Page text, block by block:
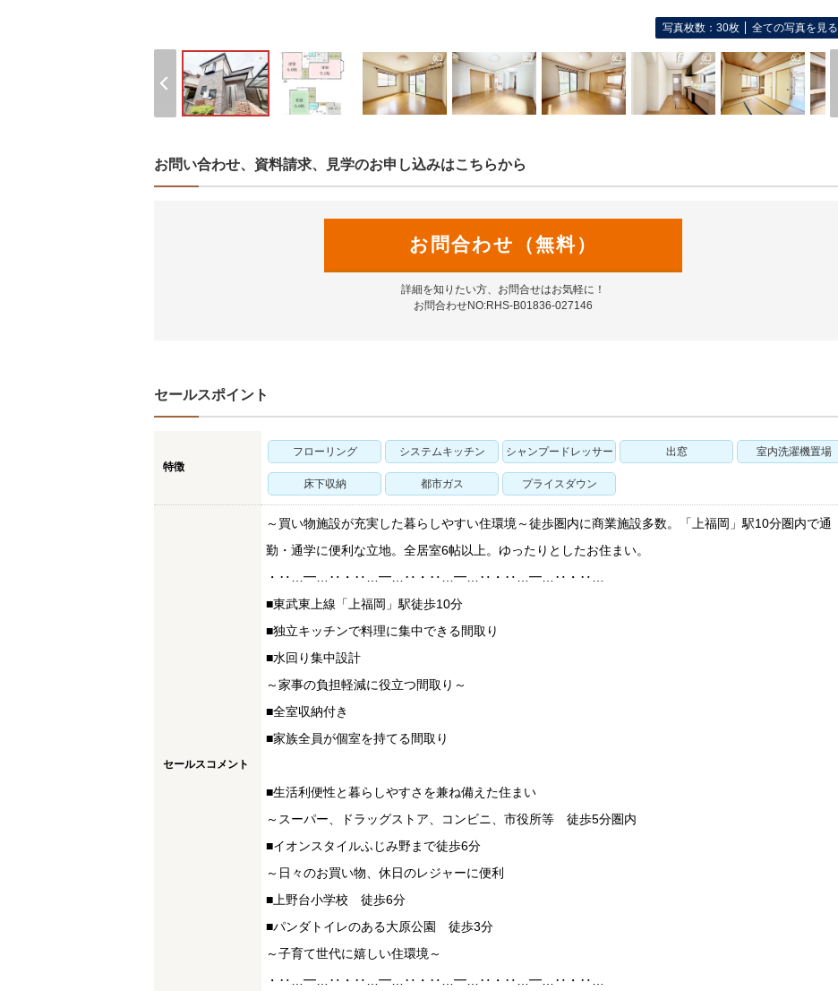
写真枚数：30枚 全ての写真を見る
お問い合わせ、資料請求、見学のお申し込みはこちらから
お問合わせ（無料）
詳細を知りたい方、お問合せはお気軽に！
お問合わせNO:RHS-B01836-027146
セールスポイント
特徴
フローリング システムキッチン シャンプードレッサー 出窓 室内洗濯機置場
床下収納 都市ガス プライスダウン
セールスコメント
～買い物施設が充実した暮らしやすい住環境～徒歩圏内に商業施設多数。「上福岡」駅10分圏内で通
勤・通学に便利な立地。全居室6帖以上。ゆったりとしたお住まい。
・‥…━…‥・‥…━…‥・‥…━…‥・‥…━…‥・‥…
■東武東上線「上福岡」駅徒歩10分
■独立キッチンで料理に集中できる間取り
■水回り集中設計
～家事の負担軽減に役立つ間取り～
■全室収納付き
■家族全員が個室を持てる間取り
■生活利便性と暮らしやすさを兼ね備えた住まい
～スーパー、ドラッグストア、コンビニ、市役所等 徒歩5分圏内
■イオンスタイルふじみ野まで徒歩6分
～日々のお買い物、休日のレジャーに便利
■上野台小学校 徒歩6分
■パンダトイレのある大原公園 徒歩3分
～子育て世代に嬉しい住環境～
・‥…━…‥・‥…━…‥・‥…━…‥・‥…━…‥・‥…